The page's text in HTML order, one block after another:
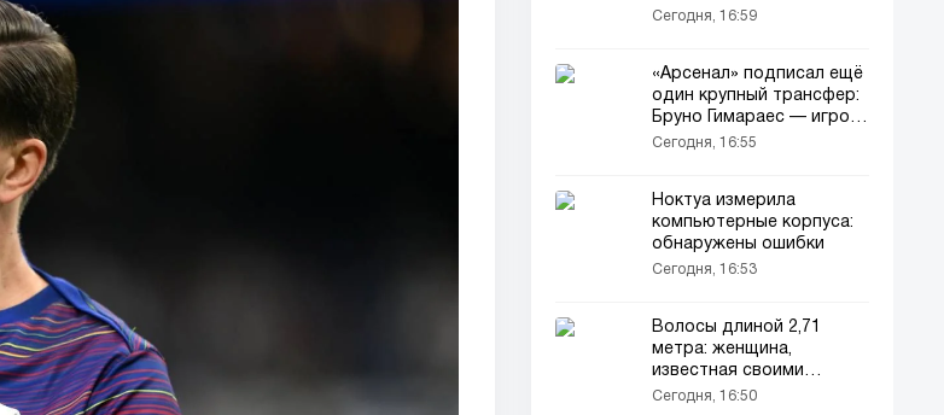
Месси
Сегодня, 16:59
«Арсенал» подписал ещё
один крупный трансфер:
Бруно Гимараес — игрок
«канониров»!
Сегодня, 16:55
Ноктуа измерила
компьютерные корпуса:
обнаружены ошибки
Сегодня, 16:53
Волосы длиной 2,71
метра: женщина,
известная своими
волосами, которые
Сегодня, 16:50